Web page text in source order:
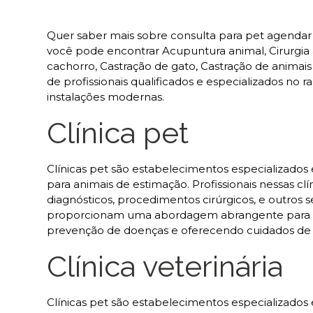
Quer saber mais sobre consulta para pet
você pode encontrar Acupuntura animal, Cirurgia
cachorro, Castração de gato, Castração de
de profissionais qualificados e especializados
instalações modernas.
Clínica pet
Clínicas pet são estabelecimentos
para animais de estimação. Profissionais nessas
diagnósticos, procedimentos cirúrgicos, e outros
proporcionam uma abordagem abrangente para
prevenção de doenças e oferecendo cuidados
Clínica veterinária
Clínicas pet são estabelecimentos